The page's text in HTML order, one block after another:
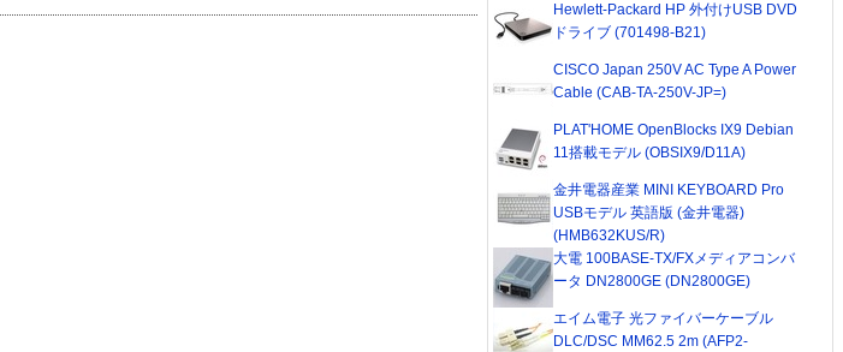
Hewlett-Packard HP 外付けUSB DVD
ドライブ (701498-B21)
CISCO Japan 250V AC Type A Power
Cable (CAB-TA-250V-JP=)
PLAT'HOME OpenBlocks IX9 Debian
11搭載モデル (OBSIX9/D11A)
金井電器産業 MINI KEYBOARD Pro
USBモデル 英語版 (金井電器)
(HMB632KUS/R)
大電 100BASE-TX/FXメディアコンバ
ータ DN2800GE (DN2800GE)
エイム電子 光ファイバーケーブル
DLC/DSC MM62.5 2m (AFP2-